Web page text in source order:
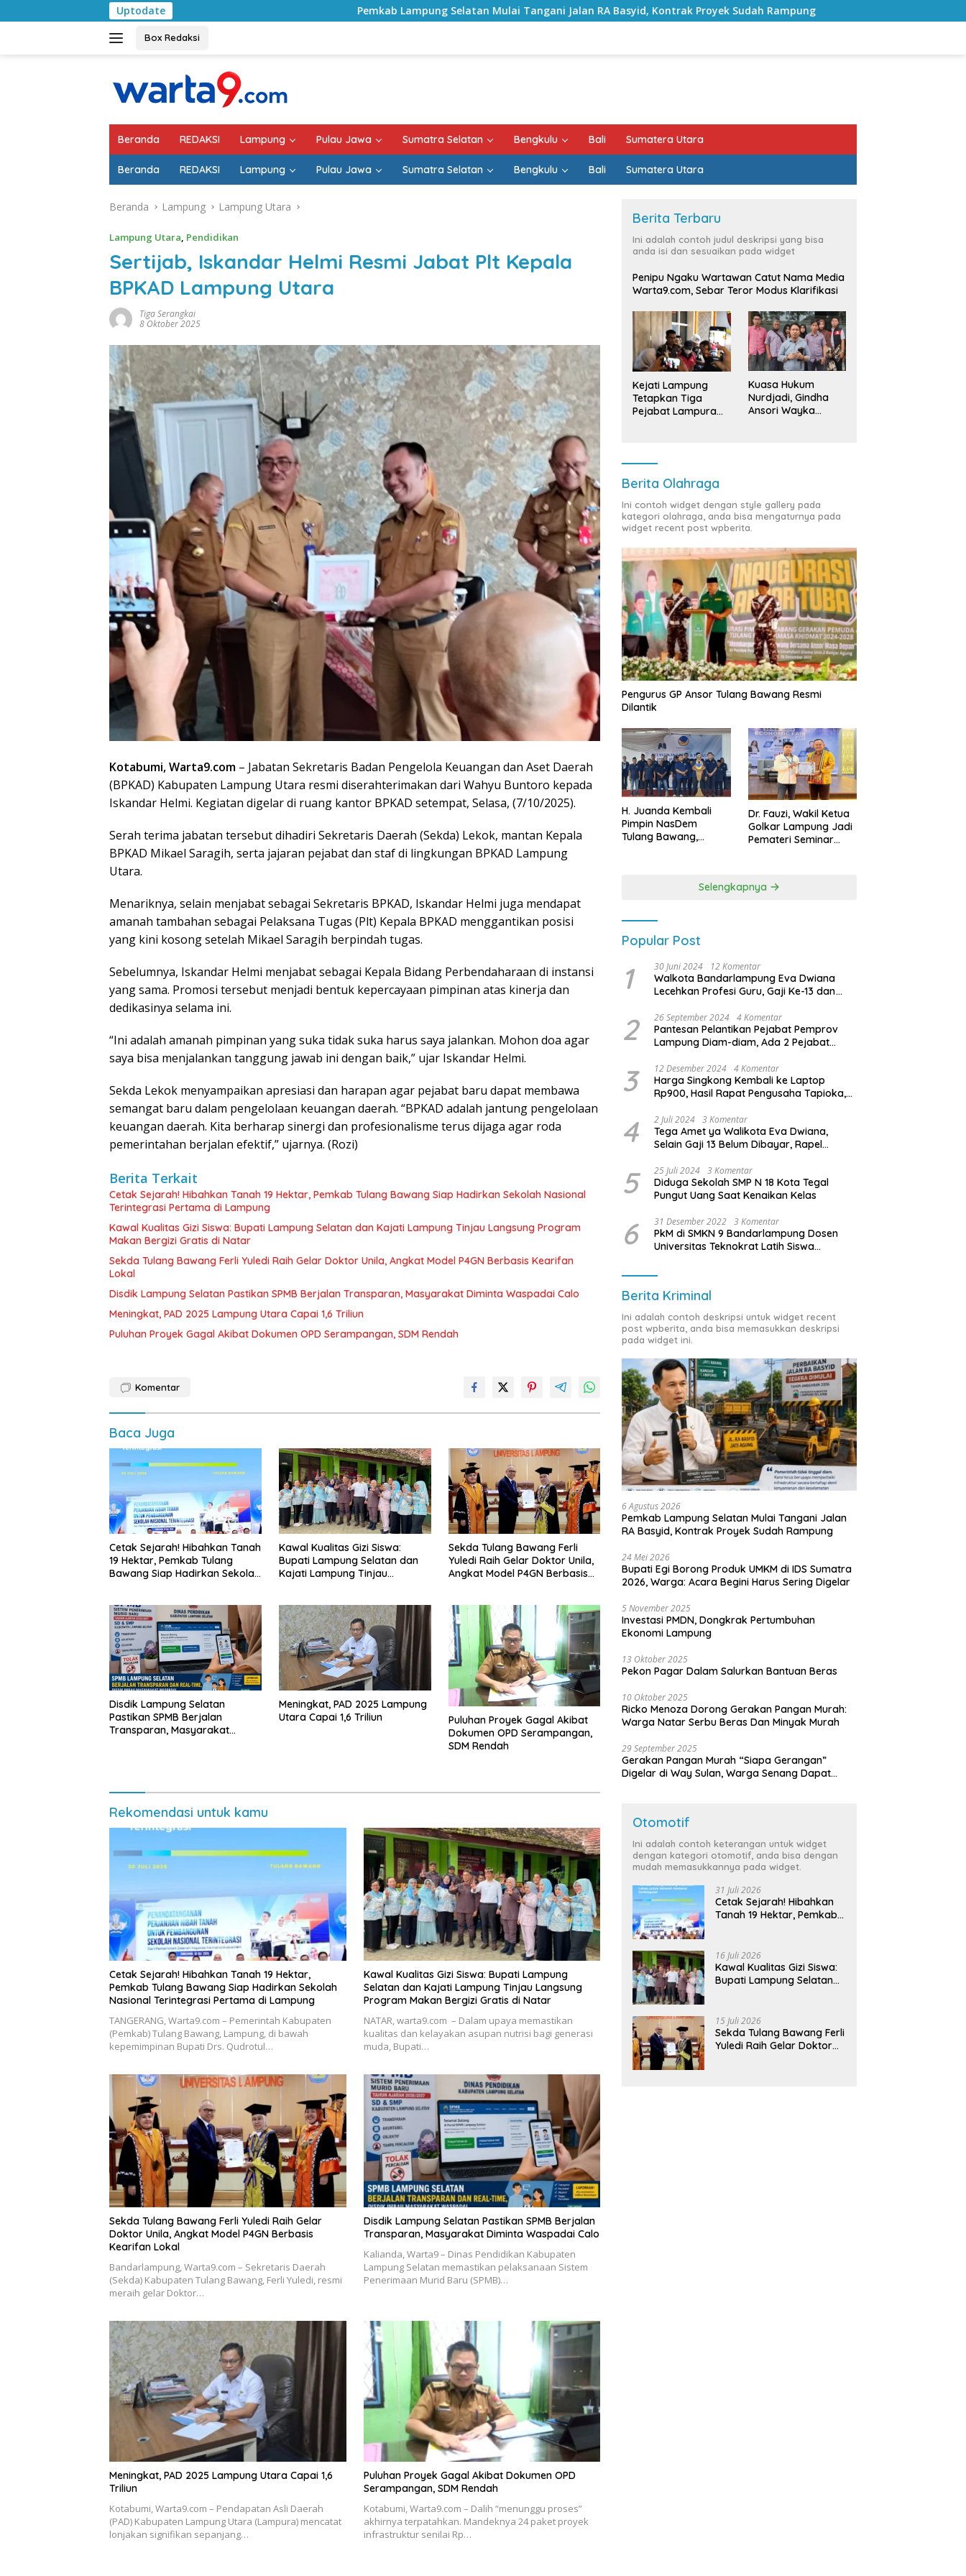
ke
Uptodate Pemkab Lampung Selatan Mulai Tangani Jalan RA Basyid, Kontrak Proyek Sudah Rampung Bulan Kemerdekaan, Bupati Lampung
Box Redaksi
Beranda REDAKSI Lampung Pulau Jawa Sumatra Selatan Bengkulu Bali Sumatera Utara
Beranda REDAKSI Lampung Pulau Jawa Sumatra Selatan Bengkulu Bali Sumatera Utara
Beranda Lampung Lampung Utara
Lampung Utara, Pendidikan
Sertijab, Iskandar Helmi Resmi Jabat Plt Kepala
BPKAD Lampung Utara
Tiga Serangkai
8 Oktober 2025
Kotabumi, Warta9.com – Jabatan Sekretaris Badan Pengelola Keuangan dan Aset Daerah
(BPKAD) Kabupaten Lampung Utara resmi diserahterimakan dari Wahyu Buntoro kepada
Iskandar Helmi. Kegiatan digelar di ruang kantor BPKAD setempat, Selasa, (7/10/2025).
Serah terima jabatan tersebut dihadiri Sekretaris Daerah (Sekda) Lekok, mantan Kepala
BPKAD Mikael Saragih, serta jajaran pejabat dan staf di lingkungan BPKAD Lampung
Utara.
Menariknya, selain menjabat sebagai Sekretaris BPKAD, Iskandar Helmi juga mendapat
amanah tambahan sebagai Pelaksana Tugas (Plt) Kepala BPKAD menggantikan posisi
yang kini kosong setelah Mikael Saragih berpindah tugas.
Sebelumnya, Iskandar Helmi menjabat sebagai Kepala Bidang Perbendaharaan di instansi
yang sama. Promosi tersebut menjadi bentuk kepercayaan pimpinan atas kinerja dan
dedikasinya selama ini.
“Ini adalah amanah pimpinan yang suka tidak suka harus saya jalankan. Mohon doa agar
saya bisa menjalankan tanggung jawab ini dengan baik,” ujar Iskandar Helmi.
Sekda Lekok menyampaikan apresiasi dan harapan agar pejabat baru dapat membawa
semangat baru dalam pengelolaan keuangan daerah. “BPKAD adalah jantung pengelolaan
keuangan daerah. Kita berharap sinergi dan profesionalisme terus dijaga agar roda
pemerintahan berjalan efektif,” ujarnya. (Rozi)
Berita Terkait
Cetak Sejarah! Hibahkan Tanah 19 Hektar, Pemkab Tulang Bawang Siap Hadirkan Sekolah Nasional
Terintegrasi Pertama di Lampung
Kawal Kualitas Gizi Siswa: Bupati Lampung Selatan dan Kajati Lampung Tinjau Langsung Program
Makan Bergizi Gratis di Natar
Sekda Tulang Bawang Ferli Yuledi Raih Gelar Doktor Unila, Angkat Model P4GN Berbasis Kearifan
Lokal
Disdik Lampung Selatan Pastikan SPMB Berjalan Transparan, Masyarakat Diminta Waspadai Calo
Meningkat, PAD 2025 Lampung Utara Capai 1,6 Triliun
Puluhan Proyek Gagal Akibat Dokumen OPD Serampangan, SDM Rendah
Komentar
Baca Juga
Cetak Sejarah! Hibahkan Tanah
19 Hektar, Pemkab Tulang
Bawang Siap Hadirkan Sekolah
Kawal Kualitas Gizi Siswa:
Bupati Lampung Selatan dan
Kajati Lampung Tinjau
Sekda Tulang Bawang Ferli
Yuledi Raih Gelar Doktor Unila,
Angkat Model P4GN Berbasis
Disdik Lampung Selatan
Pastikan SPMB Berjalan
Transparan, Masyarakat
Meningkat, PAD 2025 Lampung
Utara Capai 1,6 Triliun
Puluhan Proyek Gagal Akibat
Dokumen OPD Serampangan,
SDM Rendah
Rekomendasi untuk kamu
Cetak Sejarah! Hibahkan Tanah 19 Hektar,
Pemkab Tulang Bawang Siap Hadirkan Sekolah
Nasional Terintegrasi Pertama di Lampung
​TANGERANG, Warta9.com – Pemerintah Kabupaten
(Pemkab) Tulang Bawang, Lampung, di bawah
kepemimpinan Bupati Drs. Qudrotul…
Kawal Kualitas Gizi Siswa: Bupati Lampung
Selatan dan Kajati Lampung Tinjau Langsung
Program Makan Bergizi Gratis di Natar
NATAR, warta9.com – Dalam upaya memastikan
kualitas dan kelayakan asupan nutrisi bagi generasi
muda, Bupati…
Sekda Tulang Bawang Ferli Yuledi Raih Gelar
Doktor Unila, Angkat Model P4GN Berbasis
Kearifan Lokal
Bandarlampung, Warta9.com – Sekretaris Daerah
(Sekda) Kabupaten Tulang Bawang, Ferli Yuledi, resmi
meraih gelar Doktor…
Disdik Lampung Selatan Pastikan SPMB Berjalan
Transparan, Masyarakat Diminta Waspadai Calo
Kalianda, Warta9 – Dinas Pendidikan Kabupaten
Lampung Selatan memastikan pelaksanaan Sistem
Penerimaan Murid Baru (SPMB)…
Meningkat, PAD 2025 Lampung Utara Capai 1,6
Triliun
Kotabumi, Warta9.com – Pendapatan Asli Daerah
(PAD) Kabupaten Lampung Utara (Lampura) mencatat
lonjakan signifikan sepanjang…
Puluhan Proyek Gagal Akibat Dokumen OPD
Serampangan, SDM Rendah
Kotabumi, Warta9.com – Dalih “menunggu proses”
akhirnya terpatahkan. Mandeknya 24 paket proyek
infrastruktur senilai Rp…
Berita Terbaru
Ini adalah contoh judul deskripsi yang bisa
anda isi dan sesuaikan pada widget
Penipu Ngaku Wartawan Catut Nama Media
Warta9.com, Sebar Teror Modus Klarifikasi
Kejati Lampung
Tetapkan Tiga
Pejabat Lampura
Kuasa Hukum
Nurdjadi, Gindha
Ansori Wayka
Berita Olahraga
Ini contoh widget dengan style gallery pada
kategori olahraga, anda bisa mengaturnya pada
widget recent post wpberita.
Pengurus GP Ansor Tulang Bawang Resmi
Dilantik
H. Juanda Kembali
Pimpin NasDem
Tulang Bawang,
Dr. Fauzi, Wakil Ketua
Golkar Lampung Jadi
Pemateri Seminar
Kebangsaan
Selengkapnya
Popular Post
1 30 Juni 2024 12 Komentar
Walkota Bandarlampung Eva Dwiana
Lecehkan Profesi Guru, Gaji Ke-13 dan
2 26 September 2024 4 Komentar
Pantesan Pelantikan Pejabat Pemprov
Lampung Diam-diam, Ada 2 Pejabat
3 12 Desember 2024 4 Komentar
Harga Singkong Kembali ke Laptop
Rp900, Hasil Rapat Pengusaha Tapioka,
Lampung
4 2 Juli 2024 3 Komentar
Tega Amet ya Walikota Eva Dwiana,
Selain Gaji 13 Belum Dibayar, Rapel
Dibayar
5 25 Juli 2024 3 Komentar
Diduga Sekolah SMP N 18 Kota Tegal
Pungut Uang Saat Kenaikan Kelas
6 31 Desember 2022 3 Komentar
PkM di SMKN 9 Bandarlampung Dosen
Universitas Teknokrat Latih Siswa
Berita Kriminal
Ini adalah contoh deskripsi untuk widget recent
post wpberita, anda bisa memasukkan deskripsi
pada widget ini.
6 Agustus 2026
Pemkab Lampung Selatan Mulai Tangani Jalan
RA Basyid, Kontrak Proyek Sudah Rampung
24 Mei 2026
Bupati Egi Borong Produk UMKM di IDS Sumatra
2026, Warga: Acara Begini Harus Sering Digelar
5 November 2025
Investasi PMDN, Dongkrak Pertumbuhan
Ekonomi Lampung
13 Oktober 2025
Pekon Pagar Dalam Salurkan Bantuan Beras
10 Oktober 2025
Ricko Menoza Dorong Gerakan Pangan Murah:
Warga Natar Serbu Beras Dan Minyak Murah
29 September 2025
Gerakan Pangan Murah “Siapa Gerangan”
Digelar di Way Sulan, Warga Senang Dapat
Otomotif
Ini adalah contoh keterangan untuk widget
dengan kategori otomotif, anda bisa dengan
mudah memasukkannya pada widget.
31 Juli 2026
Cetak Sejarah! Hibahkan
Tanah 19 Hektar, Pemkab
Terintegrasi Pertama di
Lampung
16 Juli 2026
Kawal Kualitas Gizi Siswa:
Bupati Lampung Selatan
Bergizi Gratis di Natar
15 Juli 2026
Sekda Tulang Bawang Ferli
Yuledi Raih Gelar Doktor